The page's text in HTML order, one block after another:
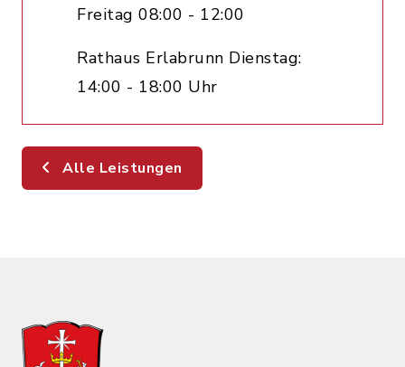
Freitag 08:00 - 12:00
Rathaus Erlabrunn Dienstag:
14:00 - 18:00 Uhr
Alle Leistungen